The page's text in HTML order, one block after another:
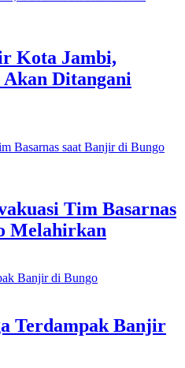
Kota Jambi,
Ditangani
Tim Basarnas
Melahirkan
Terdampak Banjir